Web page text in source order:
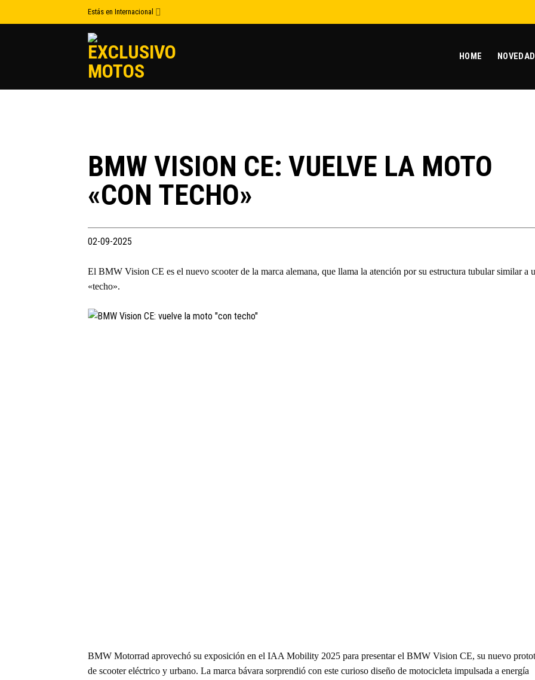
to
Estás en Internacional
HOME
BMW VISION CE: VUELVE LA MOTO
«CON TECHO»
02-09-2025
El BMW Vision CE es el nuevo scooter de la marca alemana, que llama la atención por su estructura tubular similar a
«techo».
BMW Motorrad aprovechó su exposición en el IAA Mobility 2025 para presentar el BMW Vision CE, su nuevo
de scooter eléctrico y urbano. La marca bávara sorprendió con este curioso diseño de motocicleta impulsada a energía